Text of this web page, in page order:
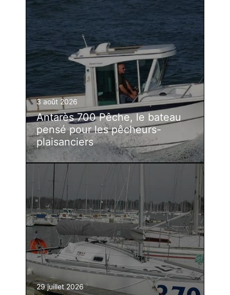
3 août 2026
Antarès 700 Pêche, le bateau
pensé pour les pêcheurs-
plaisanciers
29 juillet 2026